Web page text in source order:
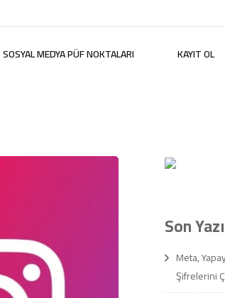
SOSYAL MEDYA PÜF NOKTALARI KAYIT OL
Son
Meta,
Şifrelerini